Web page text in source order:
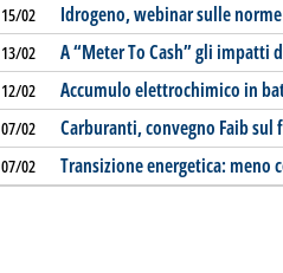
15/02 Idrogeno, webinar sulle
13/02 A “Meter To Cash” gli impatti
12/02 Accumulo elettrochimico in
07/02 Carburanti, convegno Faib sul
07/02 Transizione energetica: meno